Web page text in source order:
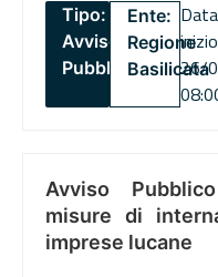
Tipo:
Avviso
Pubblico
Ente:
Regione
Basilicata
Data
26/
Avviso
misure di
imprese lucane